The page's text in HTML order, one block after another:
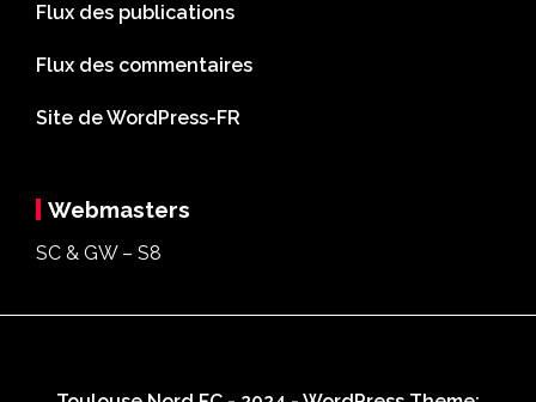
Flux des publications
Flux des commentaires
Site de WordPress-FR
Webmasters
SC & GW – S8